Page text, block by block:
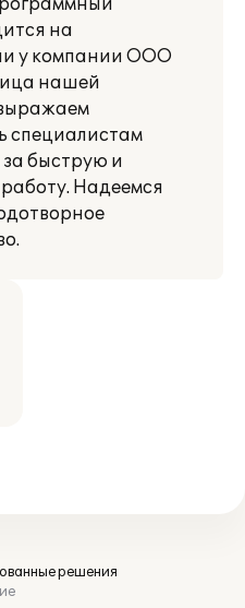
на
у компании ООО
нашей
специалистам
быструю и
Надеемся
решения